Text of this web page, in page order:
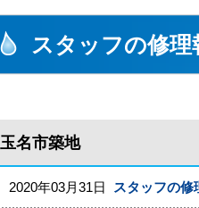
スタッフの修理
玉名市築地
2020年03月31日 スタッフの修